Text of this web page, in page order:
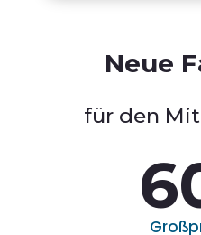
Neue
für den